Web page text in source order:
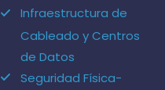
Infraestructura de
Cableado y Centros
de Datos
Seguridad Física-